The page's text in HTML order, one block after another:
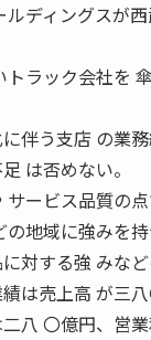
ディングスが
ラック会社を
伴う支店 の業
は否めない。
ービス品質の点
地域に強みを
対する強 みなど
は売上高 が三
八 〇億円、営